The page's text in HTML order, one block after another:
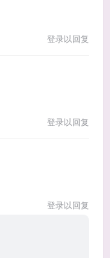
登录以回复
登录以回复
登录以回复